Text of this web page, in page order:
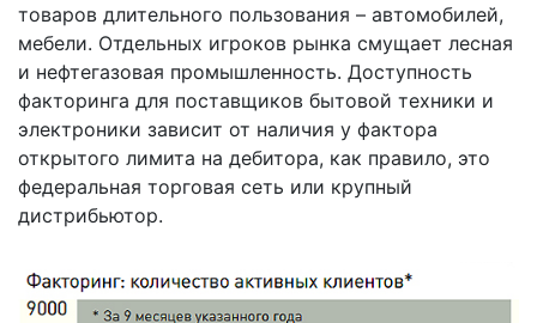
товаров длительного пользования – автомобилей,
мебели. Отдельных игроков рынка смущает лесная
и нефтегазовая промышленность. Доступность
факторинга для поставщиков бытовой техники и
электроники зависит от наличия у фактора
открытого лимита на дебитора, как правило, это
федеральная торговая сеть или крупный
дистрибьютор.